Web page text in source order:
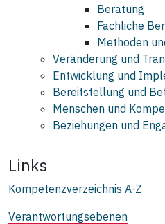
Beratung
Fachliche
Methoden
Veränderung und
Entwicklung und
Bereitstellung und
Menschen und
Beziehungen und
Links
Kompetenzverzeichnis A-Z
Verantwortungsebenen